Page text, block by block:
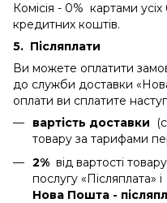
Комісія - 0% картами
кредитних коштів.
5. Післяплати
Ви можете оплатити
до служби доставки
оплати ви сплатите
вартість доставки
товару за тарифами
2% від вартості
послугу «Післяплата» і
Нова Пошта -